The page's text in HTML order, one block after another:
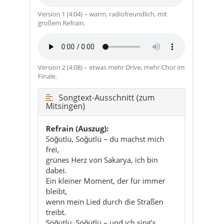
Version 2 (4:08) – etwas mehr Drive, mehr Chor im
Finale.
Songtext-Ausschnitt (zum
Refrain (Auszug):
Söğütlü, Söğütlü – du machst mich
frei,
grünes Herz von Sakarya, ich bin
dabei.
Ein kleiner Moment, der für immer
bleibt,
wenn mein Lied durch die Straßen
treibt.
Söğütlü, Söğütlü – und ich sing’s
hinaus:
Türkei regional Punkt com – das fühlt
sich an wie Zuhaus.